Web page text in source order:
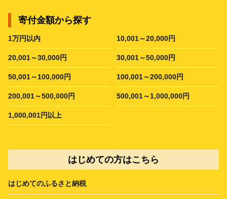
寄付金額から探す
1万円以内 10,001～20,000円
20,001～30,000円 30,001～50,000円
50,001～100,000円 100,001～200,000円
200,001～500,000円 500,001～1,000,000円
1,000,001円以上
はじめての方はこちら
はじめてのふるさと納税